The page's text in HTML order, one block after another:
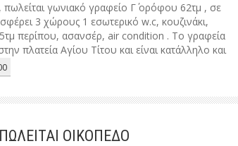
γωνιακό γραφείο Γ΄ ορόφου 62τμ , σε
3 χώρους 1 εσωτερικό w.c, κουζινάκι,
περίπου, ασανσέρ, air condition . Το γραφεία
πλατεία Αγίου Τίτου και είναι κατάλληλο και
ΟΙΚΟΠΕΔΟ